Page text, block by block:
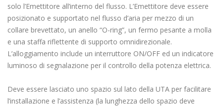
solo l’Emettitore all’interno del flusso. L’Emettitore deve essere
posizionato e supportato nel flusso d’aria per mezzo di un
collare brevettato, un anello “O-ring”, un fermo pesante a molla
e una staffa riflettente di supporto omnidirezionale.
L’alloggiamento include un interruttore ON/OFF ed un indicatore
luminoso di segnalazione per il controllo della potenza elettrica.
Deve essere lasciato uno spazio sul lato della UTA per facilitare
l’installazione e l’assistenza (la lunghezza dello spazio deve